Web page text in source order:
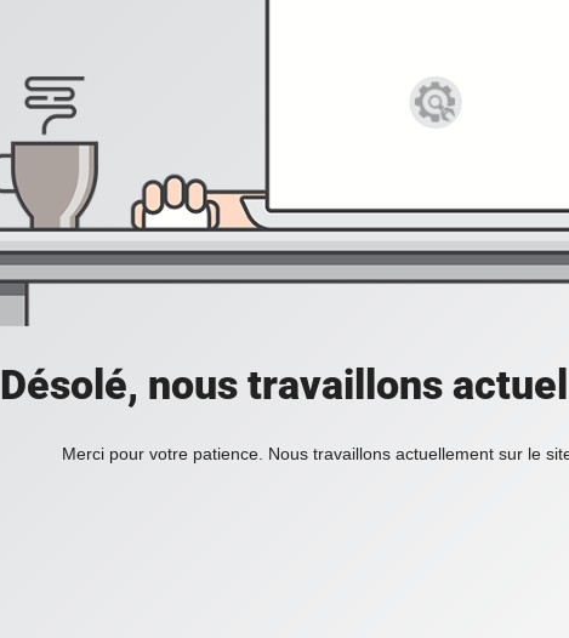
Désolé, nous travaillons
Merci pour votre patience. Nous travaillons actuellement sur le